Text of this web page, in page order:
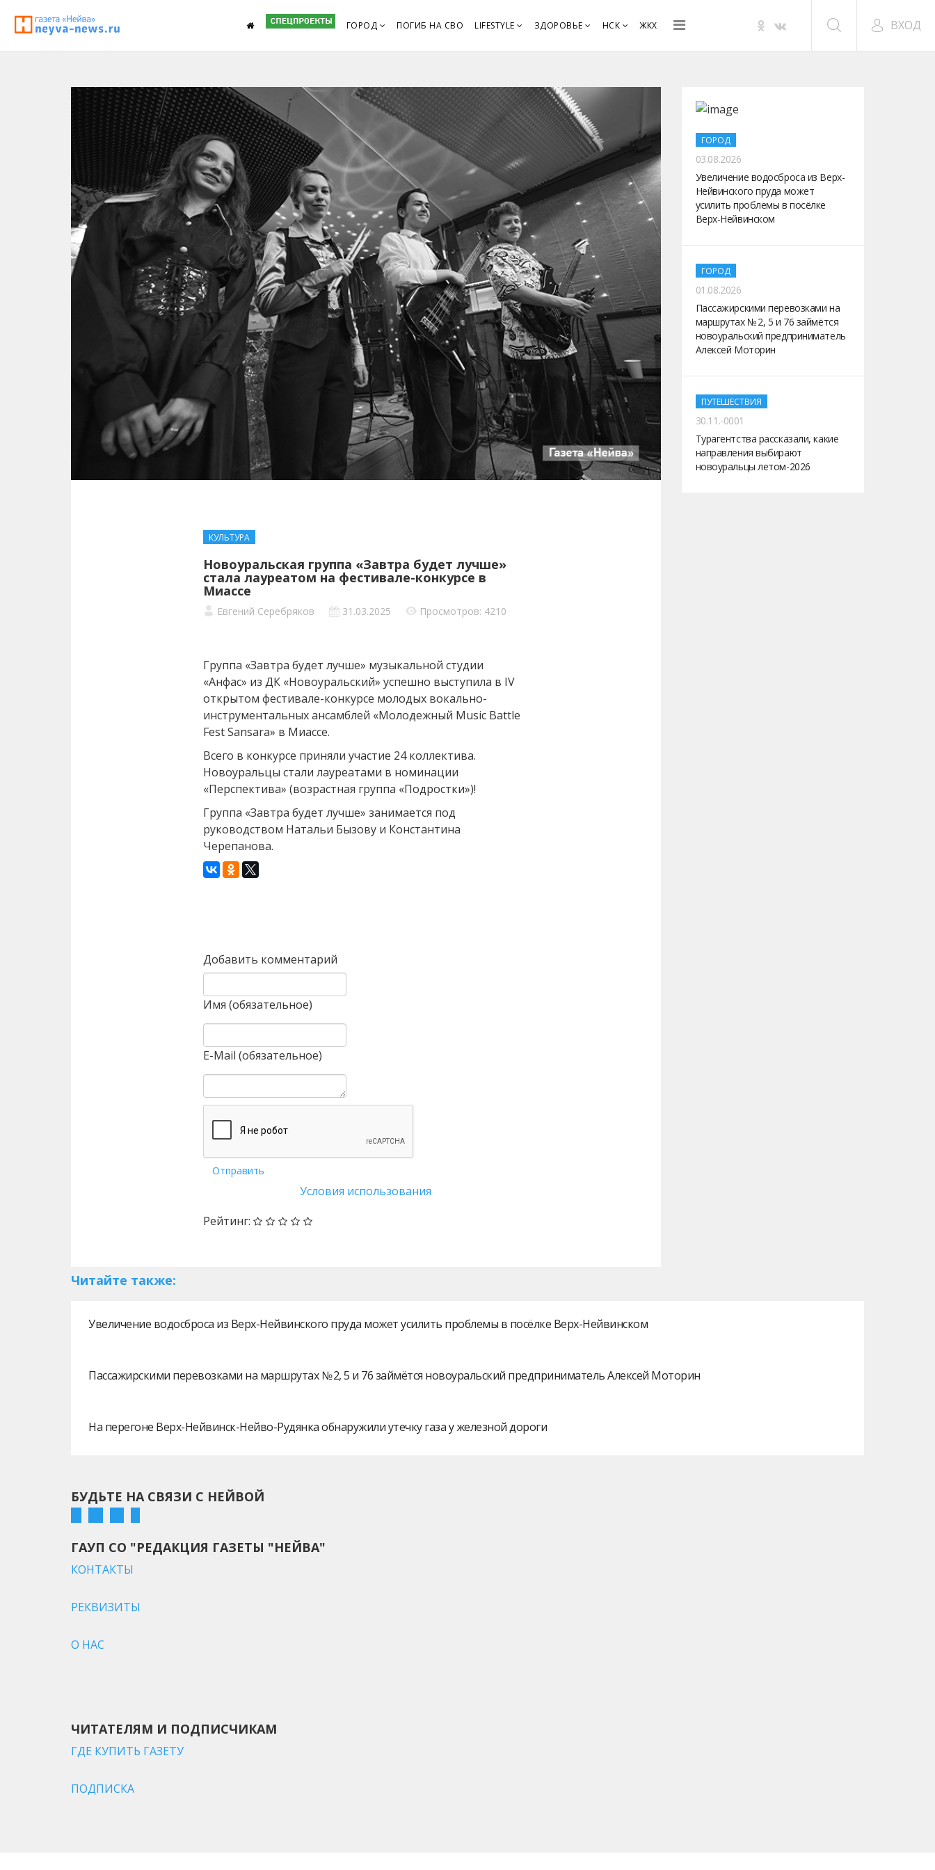
ГОРОД ПОГИБ НА СВО LIFESTYLE ЗДОРОВЬЕ НСК ЖКХ ВХОД
КУЛЬТУРА
Новоуральская группа «Завтра будет лучше»
стала лауреатом на фестивале-конкурсе в
Миассе
Евгений Серебряков 31.03.2025 Просмотров: 4210
Группа «Завтра будет лучше» музыкальной студии
«Анфас» из ДК «Новоуральский» успешно выступила в IV
открытом фестивале-конкурсе молодых вокально-
инструментальных ансамблей «Молодежный Music Battle
Fest Sansara» в Миассе.
Всего в конкурсе приняли участие 24 коллектива.
Новоуральцы стали лауреатами в номинации
«Перспектива» (возрастная группа «Подростки»)!
Группа «Завтра будет лучше» занимается под
руководством Натальи Бызову и Константина
Черепанова.
Добавить комментарий
Имя (обязательное)
E-Mail (обязательное)
Отправить
Условия использования
Рейтинг:
ГОРОД
03.08.2026
Увеличение водосброса из Верх-
Нейвинского пруда может
усилить проблемы в посёлке
Верх-Нейвинском
ГОРОД
01.08.2026
Пассажирскими перевозками на
маршрутах № 2, 5 и 76 займётся
новоуральский предприниматель
Алексей Моторин
ПУТЕШЕСТВИЯ
30.11.-0001
Турагентства рассказали, какие
направления выбирают
новоуральцы летом-2026
Читайте также:
Увеличение водосброса из Верх-Нейвинского пруда может усилить проблемы в посёлке Верх-Нейвинском
Пассажирскими перевозками на маршрутах № 2, 5 и 76 займётся новоуральский предприниматель Алексей Моторин
На перегоне Верх-Нейвинск-Нейво-Рудянка обнаружили утечку газа у железной дороги
БУДЬТЕ НА СВЯЗИ С НЕЙВОЙ
ГАУП СО "РЕДАКЦИЯ ГАЗЕТЫ "НЕЙВА"
КОНТАКТЫ
РЕКВИЗИТЫ
О НАС
ЧИТАТЕЛЯМ И ПОДПИСЧИКАМ
ГДЕ КУПИТЬ ГАЗЕТУ
ПОДПИСКА